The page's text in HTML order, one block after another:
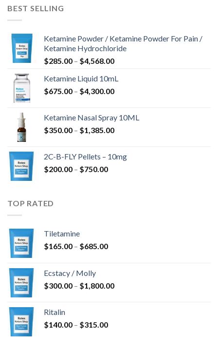
BEST SELLING
Ketamine Powder / Ketamine Powder For Pain /
Ketamine Hydrochloride
$285.00 – $4,568.00Hinnavahemik:
kuni
$4,568.00
Ketamine Liquid 10mL
$675.00 – $4,300.00Hinnavahemik:
$4,300.00
Ketamine Nasal Spray 10ML
$350.00 – $1,385.00Hinnavahemik:
$1,385.00
2C-B-FLY Pellets – 10mg
$200.00 – $750.00Hinnavahemik:
TOP RATED
Tiletamine
$165.00 – $685.00Hinnavahemik:
Ecstacy / Molly
$300.00 – $1,800.00Hinnavahemik:
Ritalin
$140.00 – $315.00Hinnavahemik: